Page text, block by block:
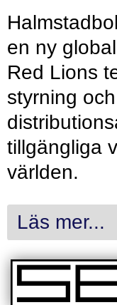
en ny
Red Lions
styrning
tillgängliga
världen.
Läs mer...